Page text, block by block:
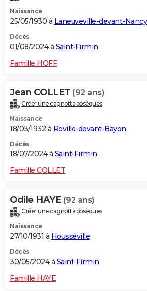
Naissance
25/05/1930 à Laneuveville-devant-Nancy
Décès
01/08/2024 à Saint-Firmin
Famille HOFF
Jean COLLET (92 ans)
Créer une cagnotte obsèques
Naissance
18/03/1932 à Roville-devant-Bayon
Décès
18/07/2024 à Saint-Firmin
Famille COLLET
Odile HAYE (92 ans)
Créer une cagnotte obsèques
Naissance
27/10/1931 à Housséville
Décès
30/05/2024 à Saint-Firmin
Famille HAYE